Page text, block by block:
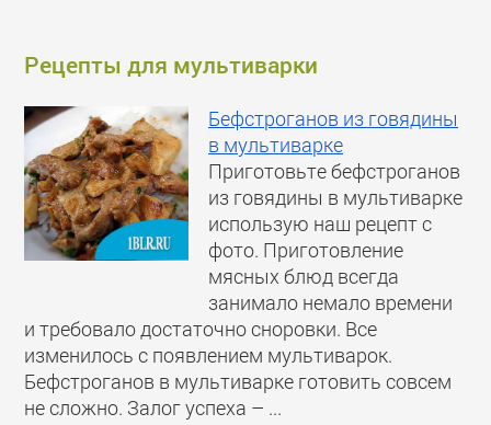
Рецепты для мультиварки
Бефстроганов из говядины
в мультиварке
Приготовьте бефстроганов
из говядины в мультиварке
использую наш рецепт с
фото. Приготовление
мясных блюд всегда
занимало немало времени
и требовало достаточно сноровки. Все
изменилось с появлением мультиварок.
Бефстроганов в мультиварке готовить совсем
не сложно. Залог успеха – ...